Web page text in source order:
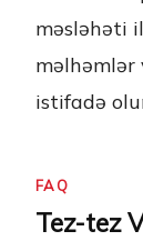
məsləhəti
məlhəmlər
istifadə
FAQ
Tez-tez